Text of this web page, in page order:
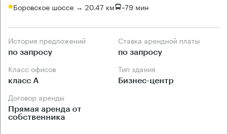
Боровское шоссе → 20.47 км ~79 мин
История предложений
по запросу
Ставка арендной платы
по запросу
Класс офисов
класс А
Тип здания
Бизнес-центр
Договор аренды
Прямая аренда от
собственника